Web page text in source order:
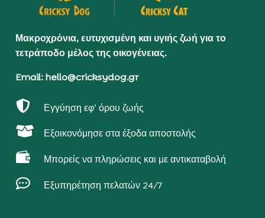
Μακροχρόνια, ευτυχισμένη και υγιής ζωή για το
τετράποδο μέλος της οικογένειας.
Email: hello@cricksydog.gr
 Εγγύηση εφ’ όρου ζωής
 Εξοικονόμησε στα έξοδα αποστολής
 Μπορείς να πληρώσεις και με αντικαταβολή
 Εξυπηρέτηση πελατών 24/7